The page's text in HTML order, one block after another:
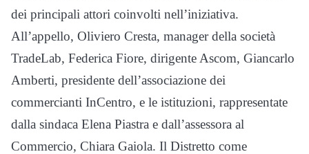
dei principali attori coinvolti nell’iniziativa.
All’appello, Oliviero Cresta, manager della società
TradeLab, Federica Fiore, dirigente Ascom, Giancarlo
Amberti, presidente dell’associazione dei
commercianti InCentro, e le istituzioni, rappresentate
dalla sindaca Elena Piastra e dall’assessora al
Commercio, Chiara Gaiola. Il Distretto come